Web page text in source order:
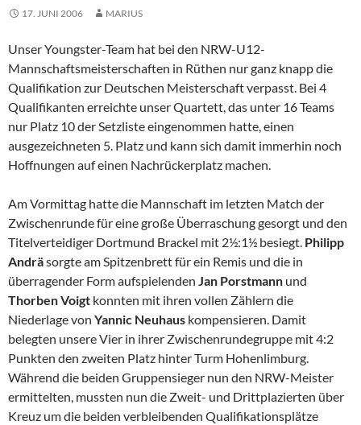
17. JUNI 2006 MARIUS
Unser Youngster-Team hat bei den NRW-U12-
Mannschaftsmeisterschaften in Rüthen nur ganz knapp die
Qualifikation zur Deutschen Meisterschaft verpasst. Bei 4
Qualifikanten erreichte unser Quartett, das unter 16 Teams
nur Platz 10 der Setzliste eingenommen hatte, einen
ausgezeichneten 5. Platz und kann sich damit immerhin noch
Hoffnungen auf einen Nachrückerplatz machen.
Am Vormittag hatte die Mannschaft im letzten Match der
Zwischenrunde für eine große Überraschung gesorgt und den
Titelverteidiger Dortmund Brackel mit 2½:1½ besiegt. Philipp
Andräsorgte am Spitzenbrett für ein Remis und die in
überragender Form aufspielenden Jan Porstmann und
Thorben Voigt konnten mit ihren vollen Zählern die
Niederlage von Yannic Neuhaus kompensieren. Damit
belegten unsere Vier in ihrer Zwischenrundegruppe mit 4:2
Punkten den zweiten Platz hinter Turm Hohenlimburg.
Während die beiden Gruppensieger nun den NRW-Meister
ermittelten, mussten nun die Zweit- und Drittplazierten über
Kreuz um die beiden verbleibenden Qualifikationsplätze